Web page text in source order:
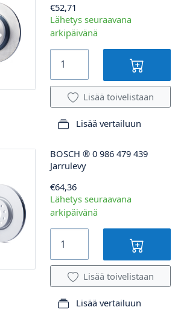
€52,71
Lähetys seuraavana
arkipäivänä
Lisää toivelistaan
Lisää vertailuun
BOSCH ® 0 986 479 439
Jarrulevy
€64,36
Lähetys seuraavana
arkipäivänä
Lisää toivelistaan
Lisää vertailuun